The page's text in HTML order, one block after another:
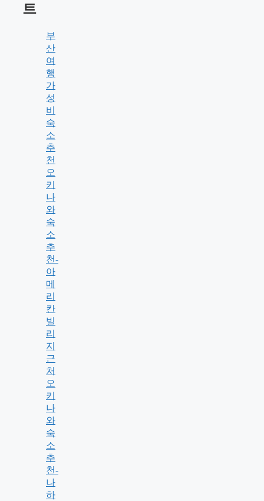
트
부
산
여
행
가
성
비
숙
소
추
천
오
키
나
와
숙
소
추
천-
아
메
리
칸
빌
리
지
근
처
오
키
나
와
숙
소
추
천-
나
하